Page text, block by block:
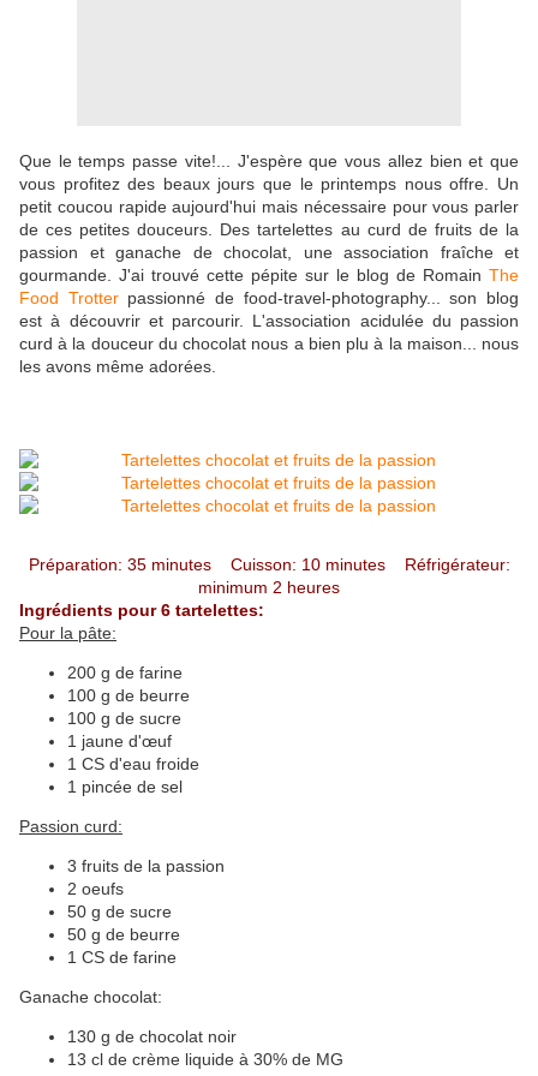
Que le temps passe vite!... J'espère que vous allez bien et que
vous profitez des beaux jours que le printemps nous offre. Un
petit coucou rapide aujourd'hui mais nécessaire pour vous parler
de ces petites douceurs. Des tartelettes au curd de fruits de la
passion et ganache de chocolat, une association fraîche et
gourmande. J'ai trouvé cette pépite sur le blog de Romain The
Food Trotterpassionné de food-travel-photography... son blog
est à découvrir et parcourir. L'association acidulée du passion
curd à la douceur du chocolat nous a bien plu à la maison... nous
les avons même adorées.
Préparation: 35 minutes Cuisson: 10 minutes Réfrigérateur:
minimum 2 heures
Ingrédients pour 6 tartelettes:
Pour la pâte:
200 g de farine
100 g de beurre
100 g de sucre
1 jaune d'œuf
1 CS d'eau froide
1 pincée de sel
Passion curd:
3 fruits de la passion
2 oeufs
50 g de sucre
50 g de beurre
1 CS de farine
Ganache chocolat:
130 g de chocolat noir
13 cl de crème liquide à 30% de MG